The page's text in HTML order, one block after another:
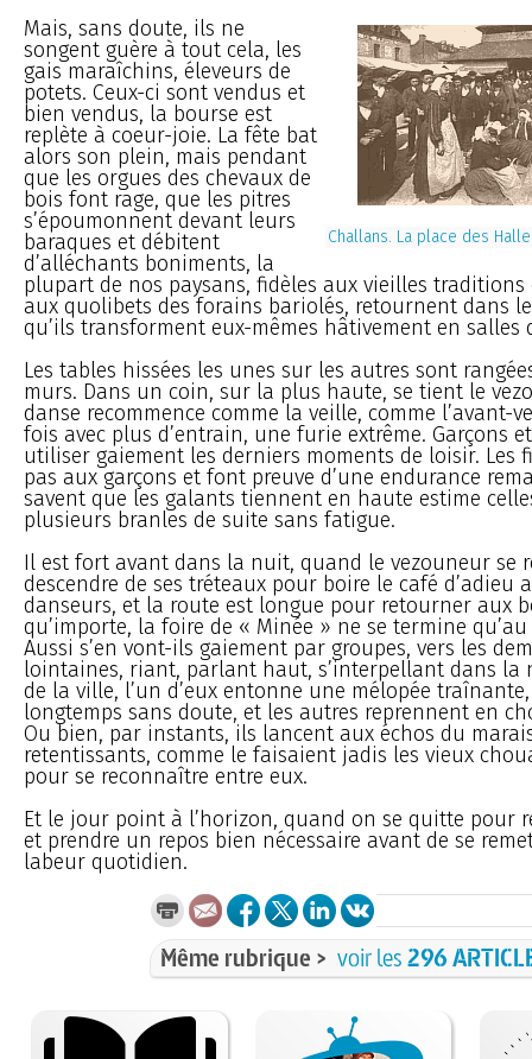
Challans. La place des
Mais, sans doute, ils ne
songent guère à tout cela, les
gais maraîchins, éleveurs de
potets. Ceux-ci sont vendus et
bien vendus, la bourse est
replète à coeur-joie. La fête bat
alors son plein, mais pendant
que les orgues des chevaux de
bois font rage, que les pitres
s’époumonnent devant leurs
baraques et débitent
d’alléchants boniments, la
plupart de nos paysans, fidèles aux vieilles traditions
aux quolibets des forains bariolés, retournent dans
qu’ils transforment eux-mêmes hâtivement en salles
Les tables hissées les unes sur les autres sont
murs. Dans un coin, sur la plus haute, se tient le
danse recommence comme la veille, comme l’avant-
fois avec plus d’entrain, une furie extrême. Garçons
utiliser gaiement les derniers moments de loisir. Les
pas aux garçons et font preuve d’une endurance
savent que les galants tiennent en haute estime
plusieurs branles de suite sans fatigue.
Il est fort avant dans la nuit, quand le vezouneur se
descendre de ses tréteaux pour boire le café d’adieu
danseurs, et la route est longue pour retourner aux
qu’importe, la foire de « Minée » ne se termine
Aussi s’en vont-ils gaiement par groupes, vers les
lointaines, riant, parlant haut, s’interpellant dans la
de la ville, l’un d’eux entonne une mélopée
longtemps sans doute, et les autres reprennent en
Ou bien, par instants, ils lancent aux échos du
retentissants, comme le faisaient jadis les vieux
pour se reconnaître entre eux.
Et le jour point à l’horizon, quand on se quitte pour
et prendre un repos bien nécessaire avant de se
labeur quotidien.
Même rubrique > voir les296